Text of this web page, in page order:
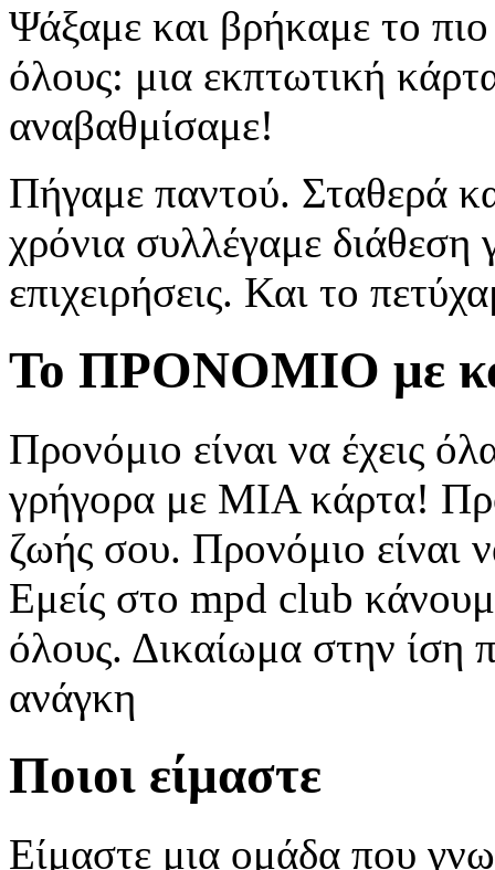
Ψάξαμε και βρήκαμε το
όλους: μια εκπτωτική
αναβαθμίσαμε!
Πήγαμε παντού. Σταθερά
χρόνια συλλέγαμε διάθεση
επιχειρήσεις. Και το
Το ΠΡΟΝΟΜΙΟ με
Προνόμιο είναι να έχεις
γρήγορα με ΜΙΑ κάρτα!
ζωής σου. Προνόμιο είναι
Εμείς στο mpd club
όλους. Δικαίωμα στην ίση
ανάγκη
Ποιοι είμαστε
Είμαστε μια ομάδα που